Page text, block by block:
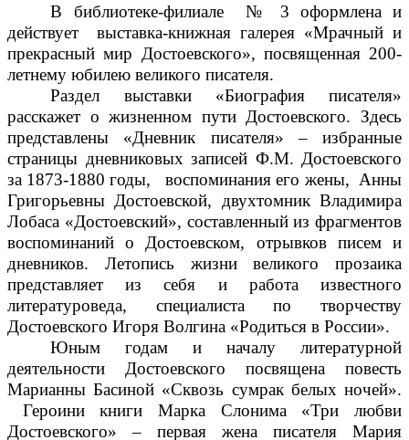
В библиотеке-филиале № 3 оформлена и
действует выставка-книжная галерея «Мрачный и
прекрасный мир Достоевского», посвященная 200-
летнему юбилею великого писателя.
Раздел выставки «Биография писателя»
расскажет о жизненном пути Достоевского. Здесь
представлены «Дневник писателя» ‒ избранные
страницы дневниковых записей Ф.М. Достоевского
за 1873-1880 годы, воспоминания его жены, Анны
Григорьевны Достоевской, двухтомник Владимира
Лобаса «Достоевский», составленный из фрагментов
воспоминаний о Достоевском, отрывков писем и
дневников. Летопись жизни великого прозаика
представляет из себя и работа известного
литературоведа, специалиста по творчеству
Достоевского Игоря Волгина «Родиться в России».
Юным годам и началу литературной
деятельности Достоевского посвящена повесть
Марианны Басиной «Сквозь сумрак белых ночей».
Героини книги Марка Слонима «Три любви
Достоевского» – первая жена писателя Мария